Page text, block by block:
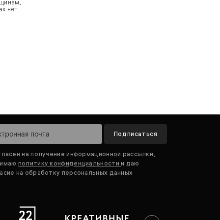
нет
Подписаться
на получение информационной рассылки,
политику конфиденциальностии даю
на обработку персональных данных